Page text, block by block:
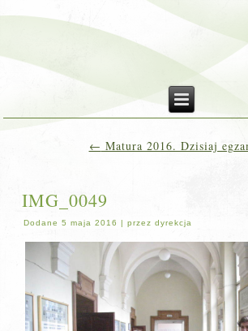
← Matura 2016. Dzisiaj
IMG_0049
Dodane 5 maja 2016 |przez dyrekcja